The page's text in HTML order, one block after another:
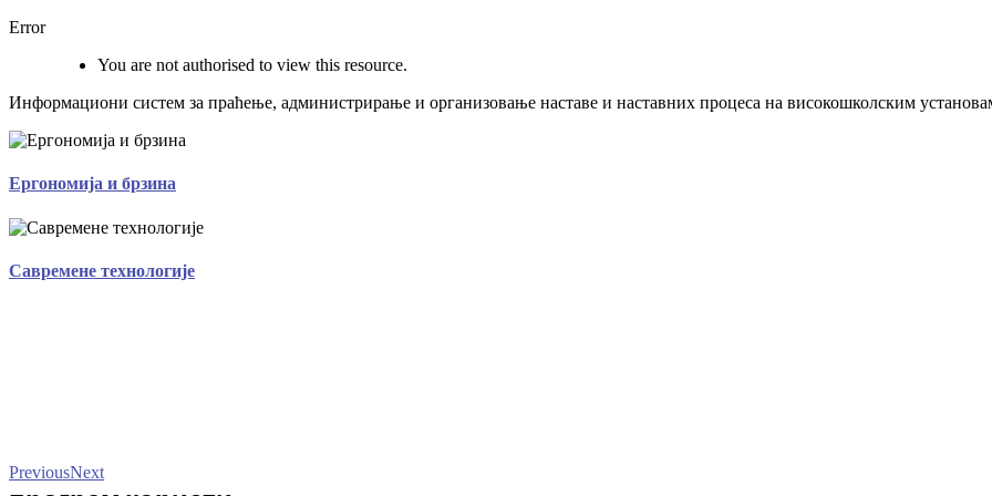
Error
You are not authorised to view this resource.
Информациони систем за праћење, администрирање и организовање наставе и наставних процеса на високошколским
Ергономија и брзина
Савремене технологије
PreviousNext